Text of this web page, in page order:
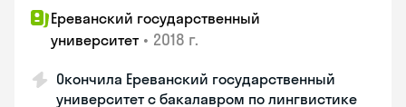
Ереванский государственный
университет • 2018 г.
Окончила Ереванский государственный
университет с бакалавром по лингвистике